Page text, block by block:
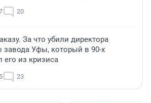
20
За что убили директора
завода Уфы, который в 90-х
из кризиса
23